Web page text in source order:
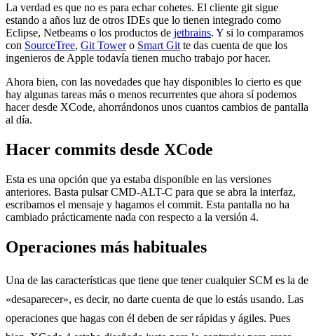
La verdad es que no es para echar cohetes. El cliente git sigue
estando a años luz de otros IDEs que lo tienen integrado como
Eclipse, Netbeams o los productos de jetbrains. Y si lo comparamos
con SourceTree, Git Towero Smart Git te das cuenta de que los
ingenieros de Apple todavía tienen mucho trabajo por hacer.
Ahora bien, con las novedades que hay disponibles lo cierto es que
hay algunas tareas más o menos recurrentes que ahora sí podemos
hacer desde XCode, ahorrándonos unos cuantos cambios de pantalla
al día.
Hacer commits desde XCode
Esta es una opción que ya estaba disponible en las versiones
anteriores. Basta pulsar CMD-ALT-C para que se abra la interfaz,
escribamos el mensaje y hagamos el commit. Esta pantalla no ha
cambiado prácticamente nada con respecto a la versión 4.
Operaciones más habituales
Una de las características que tiene que tener cualquier SCM es la de
«desaparecer», es decir, no darte cuenta de que lo estás usando. Las
operaciones que hagas con él deben de ser rápidas y ágiles. Pues